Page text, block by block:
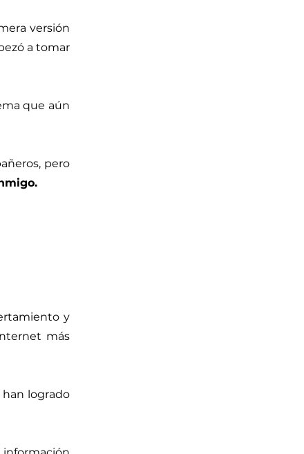
versión
a tomar
que aún
pero
y
más
logrado